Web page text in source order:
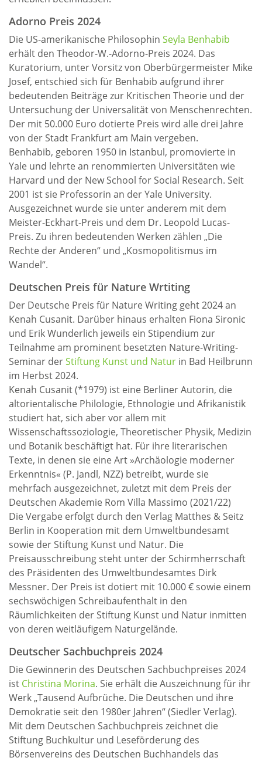
Adorno Preis 2024
Die US-amerikanische Philosophin Seyla Benhabib
erhält den Theodor-W.-Adorno-Preis 2024. Das
Kuratorium, unter Vorsitz von Oberbürgermeister Mike
Josef, entschied sich für Benhabib aufgrund ihrer
bedeutenden Beiträge zur Kritischen Theorie und der
Untersuchung der Universalität von Menschenrechten.
Der mit 50.000 Euro dotierte Preis wird alle drei Jahre
von der Stadt Frankfurt am Main vergeben.
Benhabib, geboren 1950 in Istanbul, promovierte in
Yale und lehrte an renommierten Universitäten wie
Harvard und der New School for Social Research. Seit
2001 ist sie Professorin an der Yale University.
Ausgezeichnet wurde sie unter anderem mit dem
Meister-Eckhart-Preis und dem Dr. Leopold Lucas-
Preis. Zu ihren bedeutenden Werken zählen „Die
Rechte der Anderen“ und „Kosmopolitismus im
Wandel“.
Deutschen Preis für Nature Wrtiting
Der Deutsche Preis für Nature Writing geht 2024 an
Kenah Cusanit. Darüber hinaus erhalten Fiona Sironic
und Erik Wunderlich jeweils ein Stipendium zur
Teilnahme am prominent besetzten Nature-Writing-
Seminar derStiftung Kunst und Natur in Bad Heilbrunn
im Herbst 2024.
Kenah Cusanit (*1979) ist eine Berliner Autorin, die
altorientalische Philologie, Ethnologie und Afrikanistik
studiert hat, sich aber vor allem mit
Wissenschaftssoziologie, Theoretischer Physik, Medizin
und Botanik beschäftigt hat. Für ihre literarischen
Texte, in denen sie eine Art »Archäologie moderner
Erkenntnis« (P. Jandl, NZZ) betreibt, wurde sie
mehrfach ausgezeichnet, zuletzt mit dem Preis der
Deutschen Akademie Rom Villa Massimo (2021/22)
Die Vergabe erfolgt durch den Verlag Matthes & Seitz
Berlin in Kooperation mit dem Umweltbundesamt
sowie der Stiftung Kunst und Natur. Die
Preisausschreibung steht unter der Schirmherrschaft
des Präsidenten des Umweltbundesamtes Dirk
Messner. Der Preis ist dotiert mit 10.000 € sowie einem
sechswöchigen Schreibaufenthalt in den
Räumlichkeiten der Stiftung Kunst und Natur inmitten
von deren weitläufigem Naturgelände.
Deutscher Sachbuchpreis 2024
Die Gewinnerin des Deutschen Sachbuchpreises 2024
ist Christina Morina. Sie erhält die Auszeichnung für ihr
Werk „Tausend Aufbrüche. Die Deutschen und ihre
Demokratie seit den 1980er Jahren“ (Siedler Verlag).
Mit dem Deutschen Sachbuchpreis zeichnet die
Stiftung Buchkultur und Leseförderung des
Börsenvereins des Deutschen Buchhandels das